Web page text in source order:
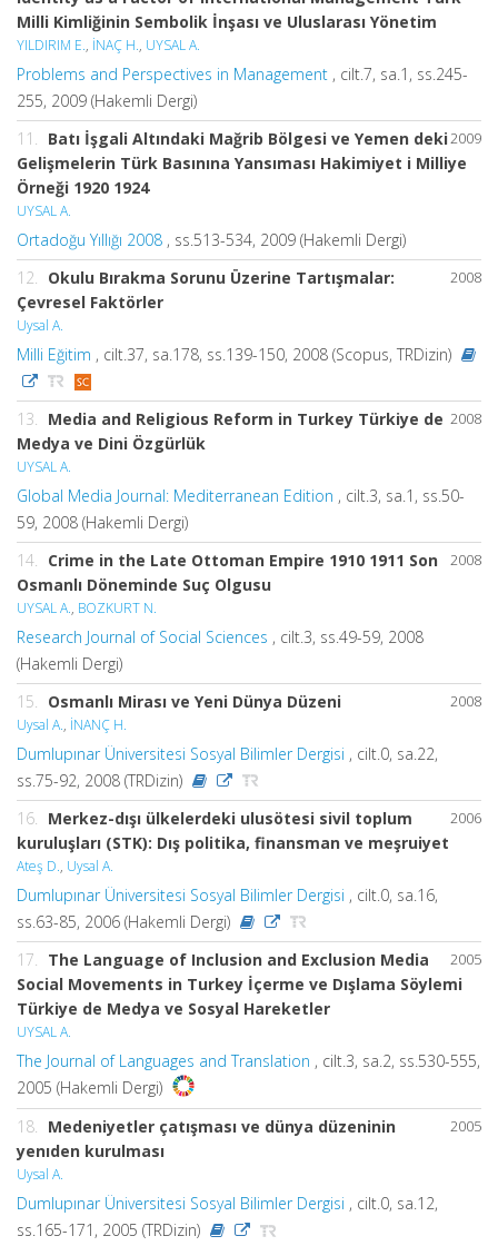
Milli Kimliğinin Sembolik İnşası ve Uluslarası Yönetim
YILDIRIM E., İNAÇ H., UYSAL A.
Problems and Perspectives in Management , cilt.7, sa.1, ss.245-
255, 2009 (Hakemli Dergi)
2009
11.
Batı İşgali Altındaki Mağrib Bölgesi ve Yemen deki
Gelişmelerin Türk Basınına Yansıması Hakimiyet i Milliye
Örneği 1920 1924
UYSAL A.
Ortadoğu Yıllığı 2008 , ss.513-534, 2009 (Hakemli Dergi)
2008
12.
Okulu Bırakma Sorunu Üzerine Tartışmalar:
Çevresel Faktörler
Uysal A.
Milli Eğitim , cilt.37, sa.178, ss.139-150, 2008 (Scopus, TRDizin)
2008
13.
Media and Religious Reform in Turkey Türkiye de
Medya ve Dini Özgürlük
UYSAL A.
Global Media Journal: Mediterranean Edition , cilt.3, sa.1, ss.50-
59, 2008 (Hakemli Dergi)
2008
14.
Crime in the Late Ottoman Empire 1910 1911 Son
Osmanlı Döneminde Suç Olgusu
UYSAL A., BOZKURT N.
Research Journal of Social Sciences , cilt.3, ss.49-59, 2008
(Hakemli Dergi)
2008
15. Osmanlı Mirası ve Yeni Dünya Düzeni
Uysal A., İNANÇ H.
Dumlupınar Üniversitesi Sosyal Bilimler Dergisi , cilt.0, sa.22,
ss.75-92, 2008 (TRDizin)
2006
16.
Merkez-dışı ülkelerdeki ulusötesi sivil toplum
kuruluşları (STK): Dış politika, finansman ve meşruiyet
Ateş D., Uysal A.
Dumlupınar Üniversitesi Sosyal Bilimler Dergisi , cilt.0, sa.16,
ss.63-85, 2006 (Hakemli Dergi)
2005
17.
The Language of Inclusion and Exclusion Media
Social Movements in Turkey İçerme ve Dışlama Söylemi
Türkiye de Medya ve Sosyal Hareketler
UYSAL A.
The Journal of Languages and Translation , cilt.3, sa.2, ss.530-555,
2005 (Hakemli Dergi)
2005
18. Medeniyetler çatışması ve dünya düzeninin
yenıden kurulması
Uysal A.
Dumlupınar Üniversitesi Sosyal Bilimler Dergisi , cilt.0, sa.12,
ss.165-171, 2005 (TRDizin)